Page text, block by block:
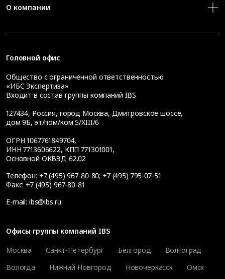
О компании
Головной офис
Общество с ограниченной ответственностью
«ИБС Экспертиза»
Входит в состав группы компаний IBS
127434, Россия, город Москва, Дмитровское шоссе,
дом 9Б, эт/пом/ком 5/XIII/6
ОГРН 1067761849704,
ИНН 7713606622, КПП 771301001,
Основной ОКВЭД 62.02
Телефон: +7 (495) 967-80-80; +7 (495) 795-07-51
Факс: +7 (495) 967-80-81
E-mail: ibs@ibs.ru
Офисы группы компаний IBS
Москва
Санкт-Петербург Белгород
Волгоград
Вологда
Нижний Новгород Новочеркасск
Омск